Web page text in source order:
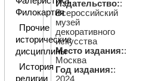
Издательство::
Всероссийский
музей
декоративного
искусства
Место издания::
Москва
Год издания::
2024
Филокартия
Прочие
исторические
дисциплины
История
религии